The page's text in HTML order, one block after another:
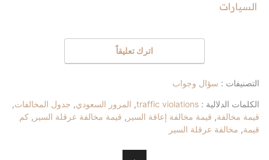
السيارات
اترك تعليقاً
التصنيفات : سؤال وجواب
الكلمات الدلالية : traffic violations
, المرور السعودي, جدول المخالفات,
قيمة مخالفة, قيمة مخالفة إعاقة السير , قيمة مخالفة عرقلة السير , كم
قيمة, مخالفة عرقلة السير